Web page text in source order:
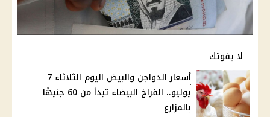
لا يفوتك
أسعار الدواجن والبيض اليوم الثلاثاء 7
يوليو.. الفراخ البيضاء تبدأ من 60 جنيهًا
بالمزارع